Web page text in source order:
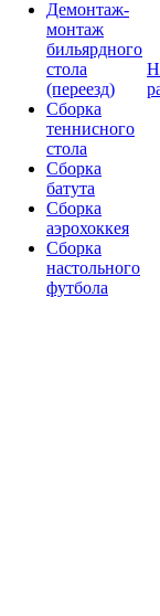
Демонтаж-
монтаж
бильярдного
стола
(переезд)
Сборка
теннисного
стола
Сборка
батута
Сборка
аэрохоккея
Сборка
настольного
футбола